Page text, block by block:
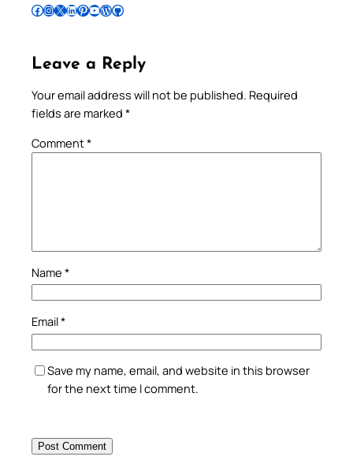
Follow Pradeep on Facebook Follow Pradeep on InstagramFollow Pradeep on X Follow Pradeep on LinkedIn Follow Pradeep on Pinterest Subscribe to Pradeep’s Youtube Channel Follow Pradeep on WordPress Follow Pradeep on GitHub
Leave a Reply
Your email address will not be published. Required
fields are marked *
Comment*
Name *
Email*
Save my name, email, and website in this browser
for the next time I comment.